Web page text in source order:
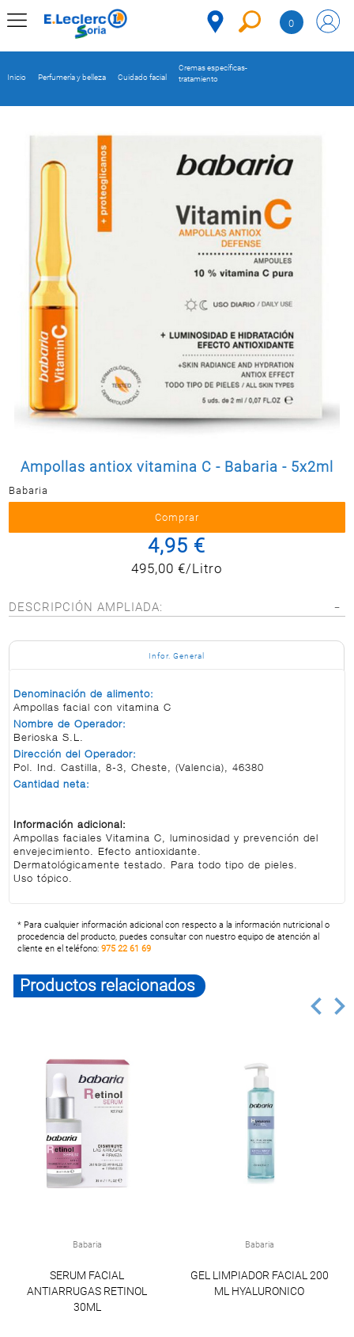
Postal
0
REFRIGERADOS
DULCES Y
DESAYUNO
BEBIDAS
PLATOS
PREPARADOS
MASCOTAS
PERFUMERÍA
Y BELLEZA
Y HOGAR
BAZAR
Inicio Perfumería y belleza Cuidado facial
Cremas específicas-
tratamiento
Ampollas antiox vitamina C - Babaria - 5x2ml
Babaria
4,95 €
495,00 €/Litro
DESCRIPCIÓN AMPLIADA:
Infor. General
Denominación de alimento:
Ampollas facial con vitamina C
Nombre de Operador:
Berioska S.L.
Dirección del Operador:
Pol. Ind. Castilla, 8-3, Cheste, (Valencia), 46380
Cantidad neta:
Información adicional:
Ampollas faciales Vitamina C, luminosidad y prevención del
envejecimiento. Efecto antioxidante.
Dermatológicamente testado. Para todo tipo de pieles.
Uso tópico.
* Para cualquier información adicional con respecto a la información nutricional o
procedencia del producto, puedes consultar con nuestro equipo de atención al
cliente en el teléfono:975 22 61 69
Productos relacionados
Babaria
SERUM FACIAL
ANTIARRUGAS RETINOL
30ML
Babaria
GEL LIMPIADOR FACIAL 200
ML HYALURONICO